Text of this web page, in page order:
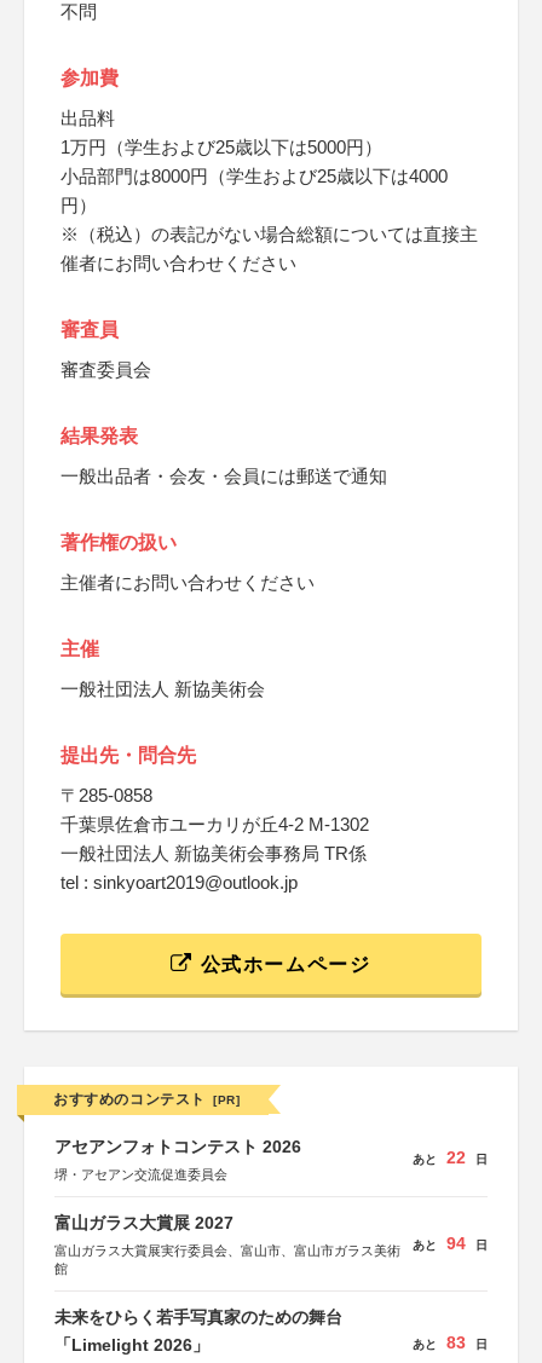
不問
参加費
出品料
1万円（学生および25歳以下は5000円）
小品部門は8000円（学生および25歳以下は4000
円）
※（税込）の表記がない場合総額については直接主
催者にお問い合わせください
審査員
審査委員会
結果発表
一般出品者・会友・会員には郵送で通知
著作権の扱い
主催者にお問い合わせください
主催
一般社団法人 新協美術会
提出先・問合先
〒285-0858
千葉県佐倉市ユーカリが丘4-2 M-1302
一般社団法人 新協美術会事務局 TR係
tel : sinkyoart2019@outlook.jp
公式ホームページ
おすすめのコンテスト [PR]
アセアンフォトコンテスト 2026
堺・アセアン交流促進委員会
あと 22 日
富山ガラス大賞展 2027
富山ガラス大賞展実行委員会、富山市、富山市ガラス美術
館
あと 94 日
未来をひらく若手写真家のための舞台
「Limelight 2026」
あと 83 日